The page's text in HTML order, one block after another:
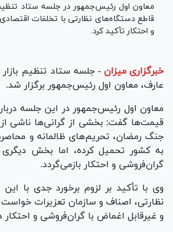
معاون اول رئیس‌جمهور در جلسه ستاد تنظیم
قاطع دستگاه‌های نظارتی با تخلفات
و احتکار تأکید کرد.
خبرگزاری میزان - جلسه ستاد تنظیم
عارف، معاون اول رئیس‌جمهور برگزار شد.
معاون اول رئیس‌جمهور در این جلسه
قیمت‌ها گفت: بخشی از گرانی‌ها ناشی از
جنگ رمضان، تحریم‌های ظالمانه و
به کشور تحمیل کرده، اما بخش
گران‌فروشی و احتکار بازمی‌گردد.
وی با تأکید بر لزوم برخورد جدی با این
نظارتی، اصناف و سازمان تعزیرات
و غیرقابل اغماض با گران‌فروشی و احتکار